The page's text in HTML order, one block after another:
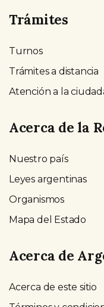
Trámites
Turnos
Trámites a distancia
Atención a la
Acerca de la
Nuestro país
Leyes argentinas
Organismos
Mapa del Estado
Acerca de
Acerca de este sitio